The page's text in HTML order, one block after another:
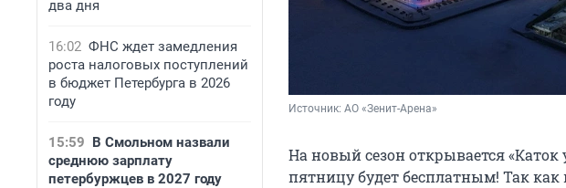
два дня
16:02 ФНС ждет замедления
роста налоговых поступлений
в бюджет Петербурга в 2026
году
15:59 В Смольном назвали
среднюю зарплату
петербуржцев в 2027 году
Источник: АО «Зенит-Арена»
На новый сезон открывается «Каток
пятницу будет бесплатным! Так как